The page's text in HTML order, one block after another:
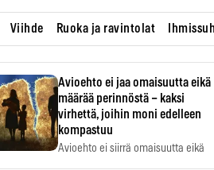
Viihde Ruoka ja ravintolat
Avioehto ei jaa omaisuutta eikä
määrää perinnöstä – kaksi
virhettä, joihin moni edelleen
kompastuu
Avioehto ei siirrä omaisuutta eikä